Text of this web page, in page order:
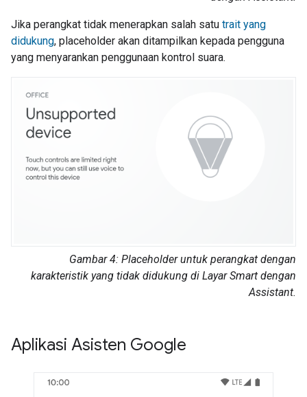
Jika perangkat tidak menerapkan salah satu trait yang
didukung, placeholder akan ditampilkan kepada pengguna
yang menyarankan penggunaan kontrol suara.
Gambar 4: Placeholder untuk perangkat dengan
karakteristik yang tidak didukung di Layar Smart dengan
Assistant.
Aplikasi Asisten Google